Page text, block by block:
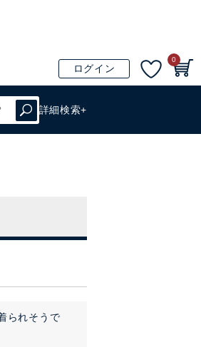
ログイン
0
詳細検索+
られそうで